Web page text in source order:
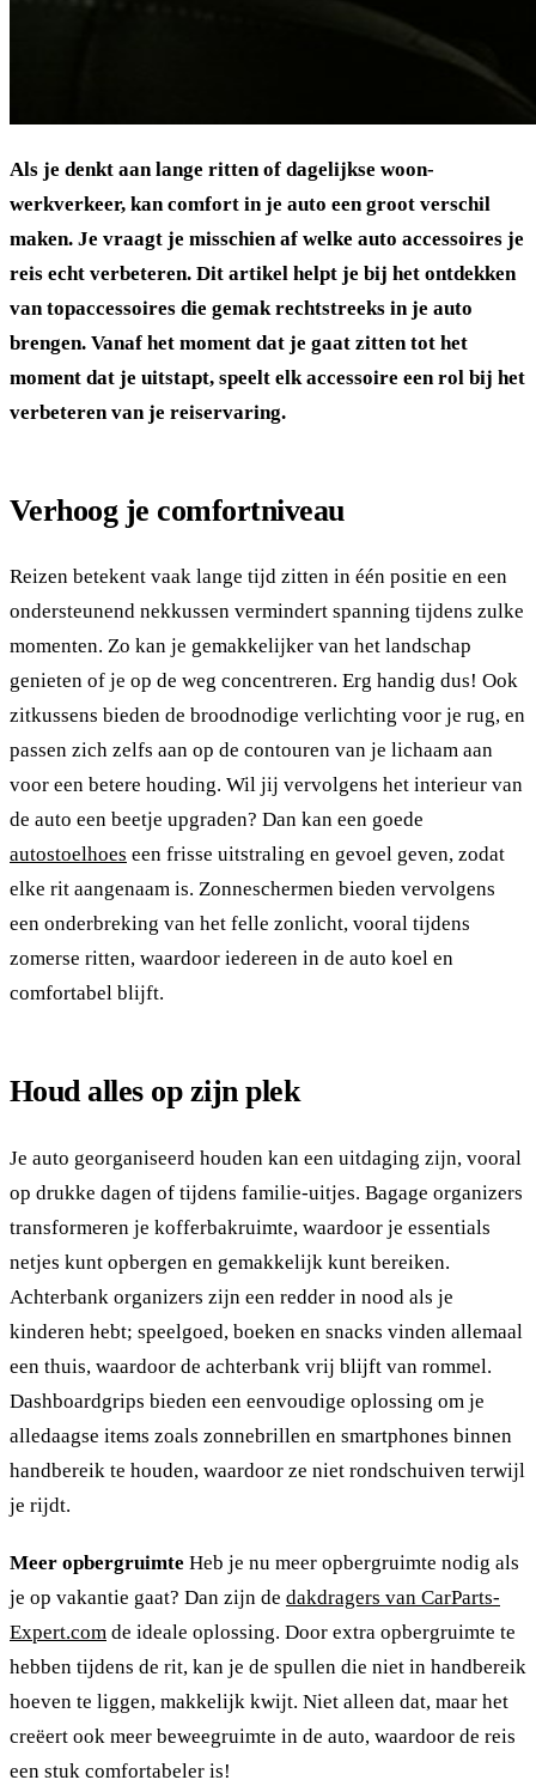
Als je denkt aan lange ritten of dagelijkse woon-
werkverkeer, kan comfort in je auto een groot verschil
maken. Je vraagt je misschien af welke auto accessoires je
reis echt verbeteren. Dit artikel helpt je bij het ontdekken
van topaccessoires die gemak rechtstreeks in je auto
brengen. Vanaf het moment dat je gaat zitten tot het
moment dat je uitstapt, speelt elk accessoire een rol bij het
verbeteren van je reiservaring.
Verhoog je comfortniveau
Reizen betekent vaak lange tijd zitten in één positie en een
ondersteunend nekkussen vermindert spanning tijdens zulke
momenten. Zo kan je gemakkelijker van het landschap
genieten of je op de weg concentreren. Erg handig dus! Ook
zitkussens bieden de broodnodige verlichting voor je rug, en
passen zich zelfs aan op de contouren van je lichaam aan
voor een betere houding. Wil jij vervolgens het interieur van
de auto een beetje upgraden? Dan kan een goede
autostoelhoes een frisse uitstraling en gevoel geven, zodat
elke rit aangenaam is. Zonneschermen bieden vervolgens
een onderbreking van het felle zonlicht, vooral tijdens
zomerse ritten, waardoor iedereen in de auto koel en
comfortabel blijft.
Houd alles op zijn plek
Je auto georganiseerd houden kan een uitdaging zijn, vooral
op drukke dagen of tijdens familie-uitjes. Bagage organizers
transformeren je kofferbakruimte, waardoor je essentials
netjes kunt opbergen en gemakkelijk kunt bereiken.
Achterbank organizers zijn een redder in nood als je
kinderen hebt; speelgoed, boeken en snacks vinden allemaal
een thuis, waardoor de achterbank vrij blijft van rommel.
Dashboardgrips bieden een eenvoudige oplossing om je
alledaagse items zoals zonnebrillen en smartphones binnen
handbereik te houden, waardoor ze niet rondschuiven terwijl
je rijdt.
Meer opbergruimte Heb je nu meer opbergruimte nodig als
je op vakantie gaat? Dan zijn de dakdragers van CarParts-
Expert.com de ideale oplossing. Door extra opbergruimte te
hebben tijdens de rit, kan je de spullen die niet in handbereik
hoeven te liggen, makkelijk kwijt. Niet alleen dat, maar het
creëert ook meer beweegruimte in de auto, waardoor de reis
een stuk comfortabeler is!